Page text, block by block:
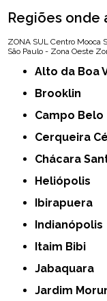
Regiões onde
ZONA SUL Centro Mooca
São Paulo - Zona Oeste
Alto da Boa
Brooklin
Campo Belo
Cerqueira
Chácara
Heliópolis
Ibirapuera
Indianópolis
Itaim Bibi
Jabaquara
Jardim